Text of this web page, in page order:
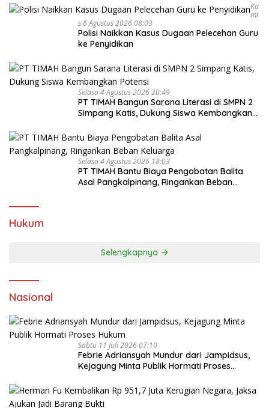
Ka
Mi
S 6 Agustus 2026 08:03
Polisi Naikkan Kasus Dugaan Pelecehan Guru
ke Penyidikan
Selasa 4 Agustus 2026 20:49
PT TIMAH Bangun Sarana Literasi di SMPN 2
Simpang Katis, Dukung Siswa Kembangkan
Selasa 4 Agustus 2026 18:03
PT TIMAH Bantu Biaya Pengobatan Balita
Asal Pangkalpinang, Ringankan Beban
Hukum
Selengkapnya
Nasional
Sabtu 11 Juli 2026 07:10
Febrie Adriansyah Mundur dari Jampidsus,
Kejagung Minta Publik Hormati Proses